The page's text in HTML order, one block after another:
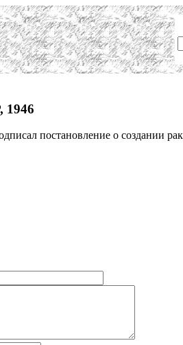
1946
постановление о создании